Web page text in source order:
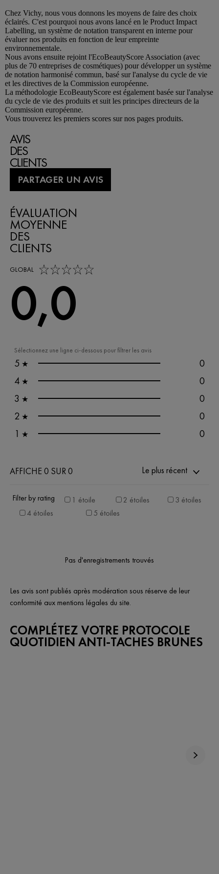
Chez Vichy, nous vous donnons les moyens de faire des choix
éclairés. C'est pourquoi nous avons lancé en le Product Impact
Labelling, un système de notation transparent en interne pour
évaluer nos produits en fonction de leur empreinte
environnementale.
Nous avons ensuite rejoint l'EcoBeautyScore Association (avec
plus de 70 entreprises de cosmétiques) pour développer un système
de notation harmonisé commun, basé sur l'analyse du cycle de vie
et les directives de la Commission européenne.
La méthodologie EcoBeautyScore est également basée sur l'analyse
du cycle de vie des produits et suit les principes directeurs de la
Commission européenne.
Vous trouverez les premiers scores sur nos pages produits.
AVIS
DES
CLIENTS
PARTAGER UN AVIS
Sélectionnez une ligne ci-dessous pour filtrer les avis
5 ★
0
4 ★
0
3 ★
0
2 ★
0
1 ★ 0
ÉVALUATION
MOYENNE
DES
CLIENTS
GLOBAL
0,0 out of 5 stars
0,0
AFFICHE 0 SUR 0 Le plus récent
Filter by rating 1 étoile 2 étoiles
3 étoiles
4 étoiles
5 étoiles
Pas d'enregistrements trouvés
Les avis sont publiés après modération sous réserve de leur
conformité aux mentions légales du site.
COMPLÉTEZ VOTRE PROTOCOLE
QUOTIDIEN ANTI-TACHES BRUNES